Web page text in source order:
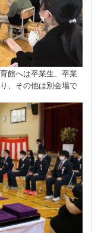
館へは卒業生、卒業
、その他は別会場で